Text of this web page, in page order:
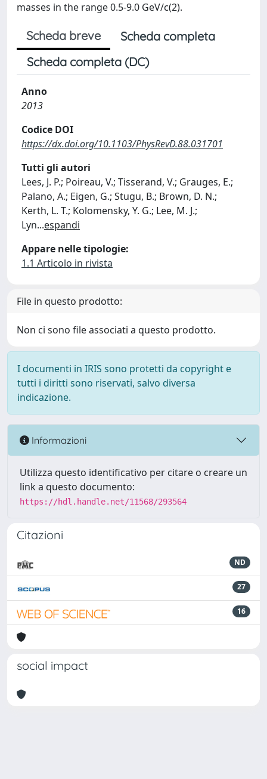
masses in the range 0.5-9.0 GeV/c(2).
Scheda breve
Scheda completa
Scheda completa (DC)
Anno
2013
Codice DOI
https://dx.doi.org/10.1103/PhysRevD.88.031701
Tutti gli autori
Lees, J. P.; Poireau, V.; Tisserand, V.; Grauges, E.;
Palano, A.; Eigen, G.; Stugu, B.; Brown, D. N.;
Kerth, L. T.; Kolomensky, Y. G.; Lee, M. J.;
Lyn...espandi
Appare nelle tipologie:
1.1 Articolo in rivista
File in questo prodotto:
Non ci sono file associati a questo prodotto.
I documenti in IRIS sono protetti da copyright e
tutti i diritti sono riservati, salvo diversa
indicazione.
Informazioni
Utilizza questo identificativo per citare o creare un
link a questo documento:
https://hdl.handle.net/11568/293564
Citazioni
ND
27
16
social impact